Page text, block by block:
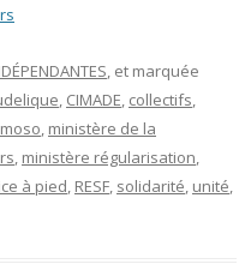
, et marquée
, CIMADE, collectifs,
, ministère de la
, ministère régularisation,
à pied, RESF, solidarité, unité,